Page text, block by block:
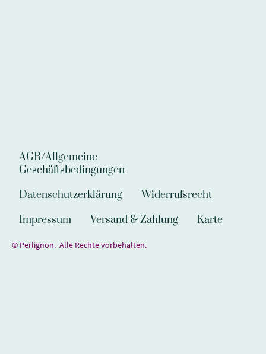
AGB/Allgemeine
Geschäftsbedingungen
Datenschutzerklärung
Widerrufsrecht
Impressum
Versand & Zahlung Karte
© Perlignon. Alle Rechte vorbehalten.